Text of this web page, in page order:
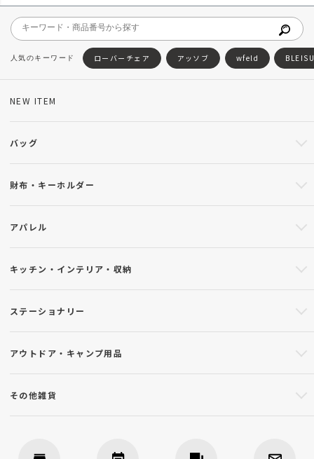
ローバーチェア アッソブ wfeld
NEW ITEM
バッグ
財布・キーホルダー
アパレル
キッチン・インテリア・収納
ステーショナリー
アウトドア・キャンプ用品
その他雑貨